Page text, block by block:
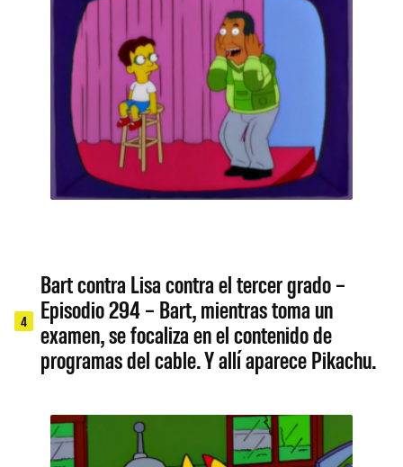
4
Bart contra Lisa contra el tercer grado –
Episodio 294 – Bart, mientras toma un
examen, se focaliza en el contenido de
programas del cable. Y allí aparece Pikachu.